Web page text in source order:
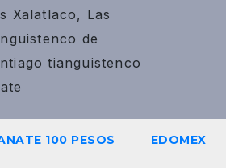
Xalatlaco, Las
de
tianguistenco
100 PESOS EDOMEX